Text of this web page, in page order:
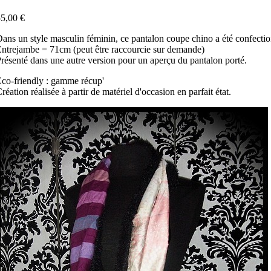
€
un style masculin féminin, ce pantalon coupe chino a été
= 71cm (peut être raccourcie sur demande)
dans une autre version pour un aperçu du pantalon porté.
friendly : gamme récup'
réalisée à partir de matériel d'occasion en parfait état.